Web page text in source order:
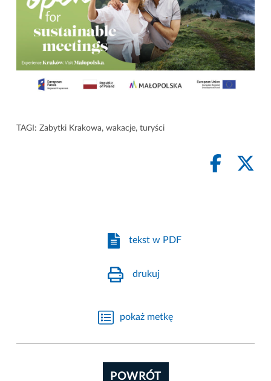
TAGI: Zabytki Krakowa, wakacje, turyści
tekst w PDF
drukuj
pokaż metkę
POWRÓT